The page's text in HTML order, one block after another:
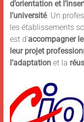
d’orientation et
l’université. Un
les établissements
est d’accompagner
leur projet
l’adaptationet la